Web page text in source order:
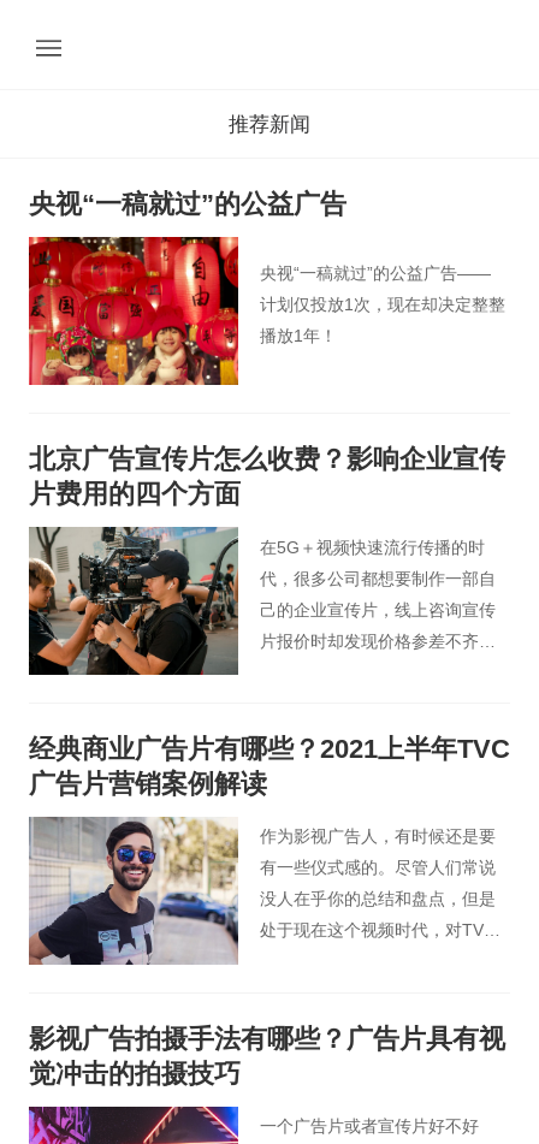
推荐新闻
央视“一稿就过”的公益广告
央视“一稿就过”的公益广告——
计划仅投放1次，现在却决定整整
播放1年！
北京广告宣传片怎么收费？影响企业宣传
片费用的四个方面
在5G＋视频快速流行传播的时
代，很多公司都想要制作一部自
己的企业宣传片，线上咨询宣传
片报价时却发现价格参差不齐，
宣传片制作收费依据有哪些分
类？北京桃花谷宣传片小编给大
家整理了影响企业宣传片拍摄制
作收费标准的几个方面。
经典商业广告片有哪些？2021上半年TVC
广告片营销案例解读
作为影视广告人，有时候还是要
有一些仪式感的。尽管人们常说
没人在乎你的总结和盘点，但是
处于现在这个视频时代，对TVC
一年有哪些经典TVC广告吧。
影视广告拍摄手法有哪些？广告片具有视
觉冲击的拍摄技巧
一个广告片或者宣传片好不好